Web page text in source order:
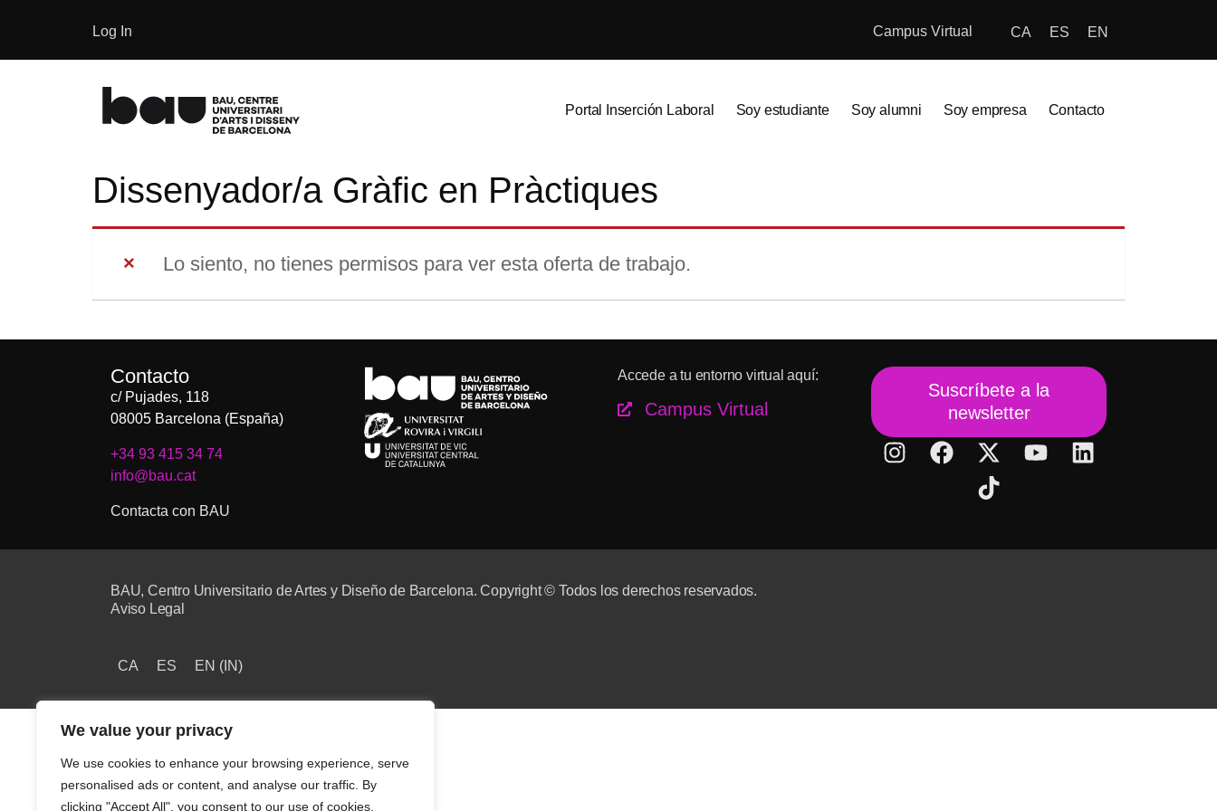
We value your privacy
We use cookies to enhance your browsing experience, serve
personalised ads or content, and analyse our traffic. By
clicking "Accept All", you consent to our use of cookies.
Log In Campus Virtual CA ES EN
Portal Inserción Laboral Soy estudiante Soy alumni Soy empresa Contacto
Dissenyador/a Gràfic en Pràctiques
Lo siento, no tienes permisos para ver esta oferta de trabajo.
Contacto
c/ Pujades, 118
08005 Barcelona (España)
+34 93 415 34 74
info@bau.cat
Contacta con BAU
Accede a tu entorno virtual aquí:
Campus Virtual
Suscríbete a la
newsletter
BAU, Centro Universitario de Artes y Diseño de Barcelona. Copyright © Todos los derechos reservados.
Aviso Legal
CA ES EN (IN)